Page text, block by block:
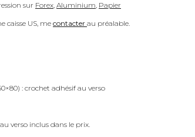
sur Forex, Aluminium, Papier
caisse US, me contacter au préalable.
: crochet adhésif au verso
verso inclus dans le prix.